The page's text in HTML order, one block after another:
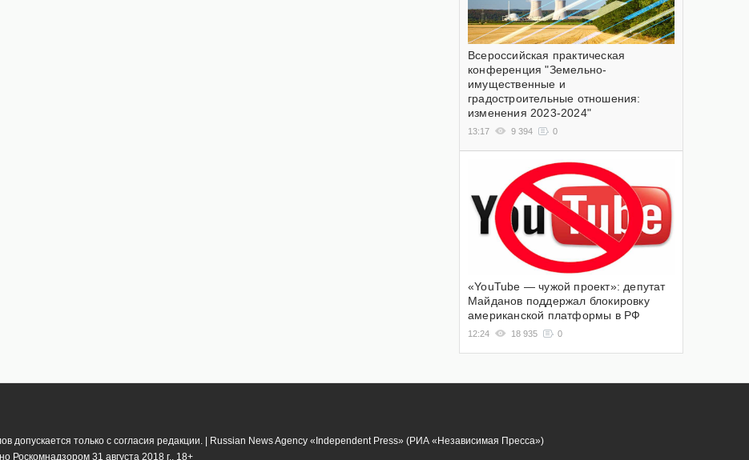
Всероссийская практическая
конференция "Земельно-
имущественные и
градостроительные отношения:
изменения 2023-2024"
13:17 9 394 0
«YouTube — чужой проект»: депутат
Майданов поддержал блокировку
американской платформы в РФ
12:24 18 935 0
только с согласия редакции. | Russian News Agency «Independent Press» (РИА «Независимая Пресса»)
31 августа 2018 г.. 18+